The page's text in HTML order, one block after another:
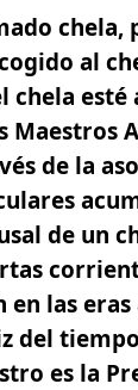
chela,
al
chela
Maestros
de la
de un
en las
del
es la